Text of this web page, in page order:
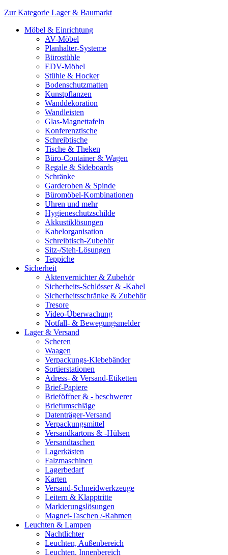
Zur Kategorie Lager & Baumarkt
Möbel & Einrichtung
AV-Möbel
Planhalter-Systeme
Bürostühle
EDV-Möbel
Stühle & Hocker
Bodenschutzmatten
Kunstpflanzen
Wanddekoration
Wandleisten
Glas-Magnettafeln
Konferenztische
Schreibtische
Tische & Theken
Büro-Container & Wagen
Regale & Sideboards
Schränke
Garderoben & Spinde
Büromöbel-Kombinationen
Uhren und mehr
Hygieneschutzschilde
Akkustiklösungen
Kabelorganisation
Schreibtisch-Zubehör
Sitz-/Steh-Lösungen
Teppiche
Sicherheit
Aktenvernichter & Zubehör
Sicherheits-Schlösser & -Kabel
Sicherheitsschränke & Zubehör
Tresore
Video-Überwachung
Notfall- & Bewegungsmelder
Lager & Versand
Scheren
Waagen
Verpackungs-Klebebänder
Sortierstationen
Adress- & Versand-Etiketten
Brief-Papiere
Brieföffner & - beschwerer
Briefumschläge
Datenträger-Versand
Verpackungsmittel
Versandkartons & -Hülsen
Versandtaschen
Lagerkästen
Falzmaschinen
Lagerbedarf
Karten
Versand-Schneidwerkzeuge
Leitern & Klapptritte
Markierungslösungen
Magnet-Taschen /-Rahmen
Leuchten & Lampen
Nachtlichter
Leuchten, Außenbereich
Leuchten, Innenbereich